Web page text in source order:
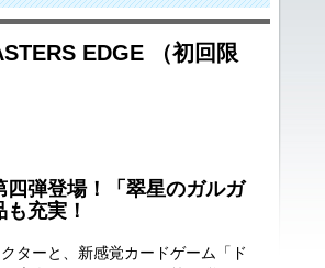
EDGE （初回限
弾登場！「翠星のガルガ
充実！
ターと、新感覚カードゲーム「ド